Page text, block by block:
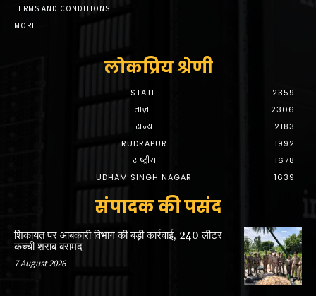
TERMS AND CONDITIONS
MORE
लोकप्रिय श्रेणी
STATE
2359
ताज़ा
2306
राज्य
2183
RUDRAPUR
1992
राष्ट्रीय
1678
UDHAM SINGH NAGAR
1639
संपादक की पसंद
शिकायत पर आबकारी विभाग की बड़ी कार्रवाई, 240 लीटर
कच्ची शराब बरामद
7 August 2026